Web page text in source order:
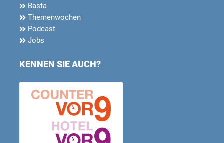
Basta
Themenwochen
Podcast
Jobs
KENNEN SIE AUCH?